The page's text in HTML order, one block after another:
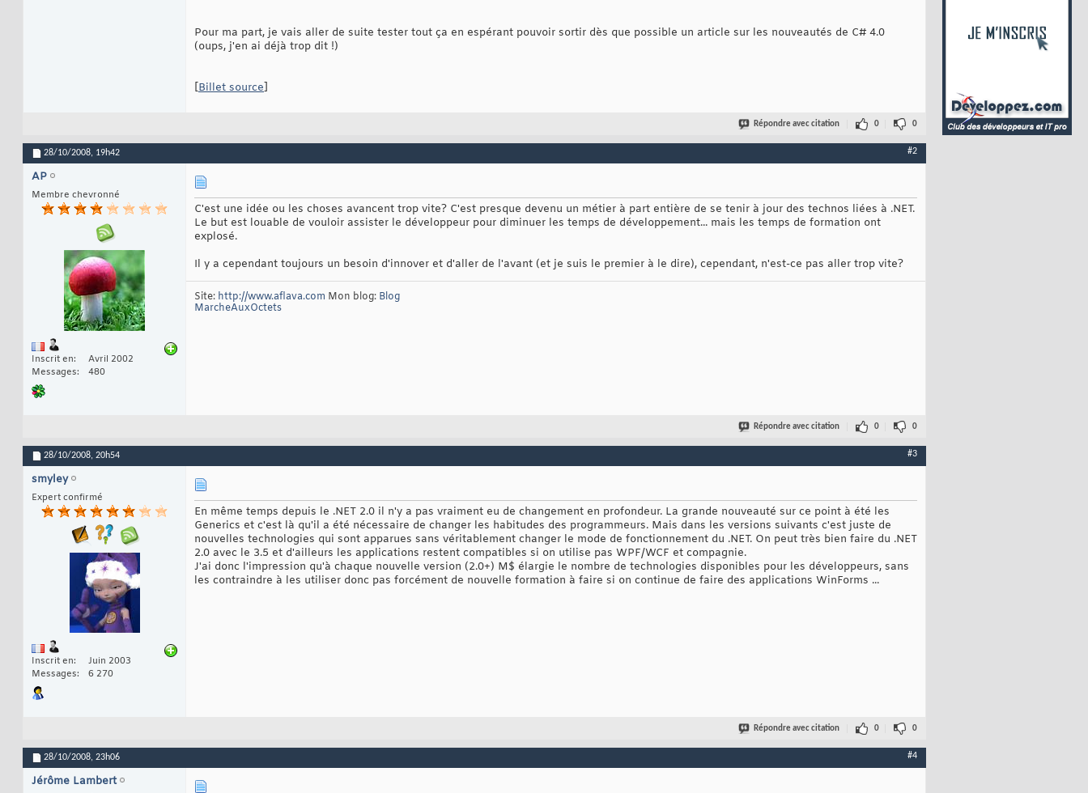
Pour ma part, je vais aller de suite tester tout ça en espérant pouvoir sortir dès que possible un article sur les nouveautés de C# 4.0
(oups, j'en ai déjà trop dit !)
[Billet source]
Répondre avec citation 0 0
28/10/2008, 19h42 #2
AP
Membre chevronné
Inscrit en
Avril 2002
Messages
480
C'est une idée ou les choses avancent trop vite? C'est presque devenu un métier à part entière de se tenir à jour des technos liées à .NET.
Le but est louable de vouloir assister le développeur pour diminuer les temps de développement... mais les temps de formation ont
explosé.
Il y a cependant toujours un besoin d'innover et d'aller de l'avant (et je suis le premier à le dire), cependant, n'est-ce pas aller trop vite?
Site: http://www.aflava.com Mon blog: Blog
MarcheAuxOctets
Répondre avec citation 0 0
28/10/2008, 20h54 #3
smyley
Expert confirmé
Inscrit en
Juin 2003
Messages
6 270
En même temps depuis le .NET 2.0 il n'y a pas vraiment eu de changement en profondeur. La grande nouveauté sur ce point à été les
Generics et c'est là qu'il a été nécessaire de changer les habitudes des programmeurs. Mais dans les versions suivants c'est juste de
nouvelles technologies qui sont apparues sans véritablement changer le mode de fonctionnement du .NET. On peut très bien faire du .NET
2.0 avec le 3.5 et d'ailleurs les applications restent compatibles si on utilise pas WPF/WCF et compagnie.
J'ai donc l'impression qu'à chaque nouvelle version (2.0+) M$ élargie le nombre de technologies disponibles pour les développeurs, sans
les contraindre à les utiliser donc pas forcément de nouvelle formation à faire si on continue de faire des applications WinForms ...
Répondre avec citation 0 0
28/10/2008, 23h06 #4
Jérôme Lambert